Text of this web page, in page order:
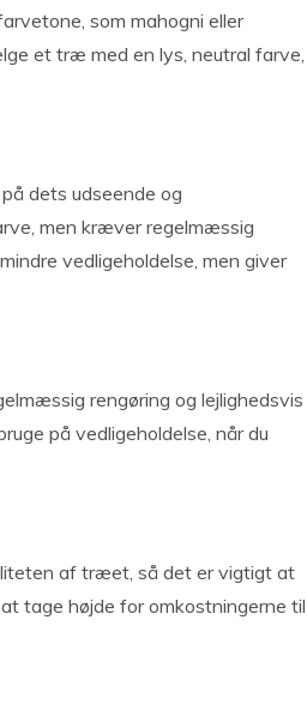
som mahogni eller
et træ med en lys, neutral farve,
dets udseende og
men kræver regelmæssig
vedligeholdelse, men giver
rengøring og lejlighedsvis
på vedligeholdelse, når du
af træet, så det er vigtigt at
tage højde for omkostningerne til